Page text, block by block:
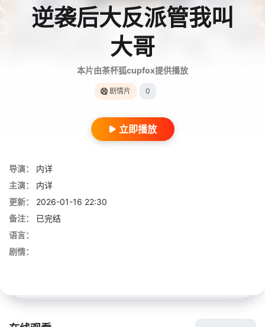
逆袭后大反派管我叫
大哥
本片由茶杯狐cupfox提供播放
剧情片 0
立即播放
导演：
内详
主演：
内详
更新：
2026-01-16 22:30
备注：
已完结
语言：
剧情：